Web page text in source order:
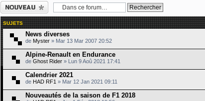
Ecrire un nouveau
sujet
SUJETS
News diverses
de Myster » Mar 13 Mar 2007 20:52
Alpine-Renault en Endurance
de Ghost Rider » Lun 9 Aoû 2021 17:41
Calendrier 2021
de HAD RF1 » Mar 12 Jan 2021 09:11
Nouveautés de la saison de F1 2018